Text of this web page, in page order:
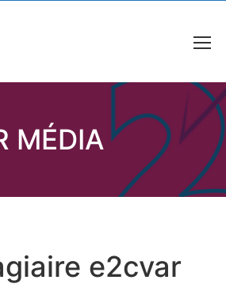
MÉDIA
e2cvar